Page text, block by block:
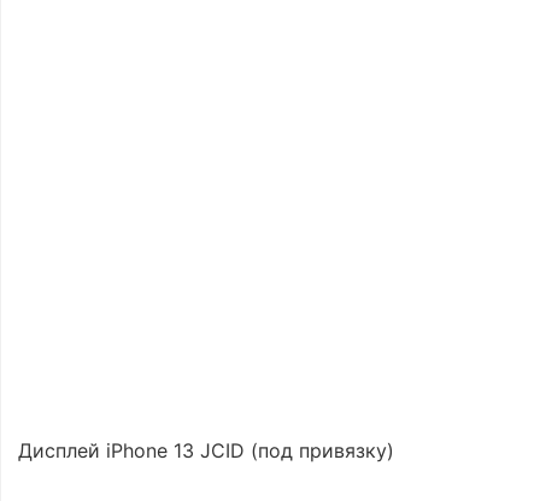
Дисплей iPhone 13 JCID (под привязку)